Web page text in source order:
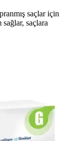
saçlar için
saçlara